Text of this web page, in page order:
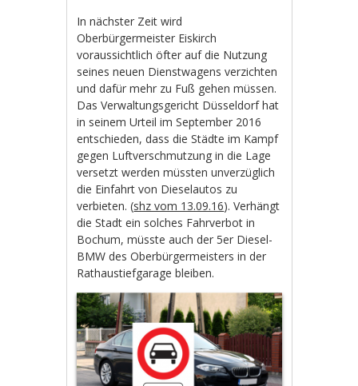
In nächster Zeit wird
Oberbürgermeister Eiskirch
voraussichtlich öfter auf die Nutzung
seines neuen Dienstwagens verzichten
und dafür mehr zu Fuß gehen müssen.
Das Verwaltungsgericht Düsseldorf hat
in seinem Urteil im September 2016
entschieden, dass die Städte im Kampf
gegen Luftverschmutzung in die Lage
versetzt werden müssten unverzüglich
die Einfahrt von Dieselautos zu
verbieten. (shz vom 13.09.16). Verhängt
die Stadt ein solches Fahrverbot in
Bochum, müsste auch der 5er Diesel-
BMW des Oberbürgermeisters in der
Rathaustiefgarage bleiben.